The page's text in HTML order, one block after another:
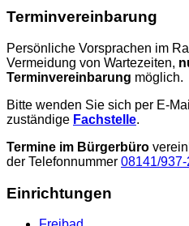
Terminvereinbarung
Persönliche Vorsprachen im
Vermeidung von Wartezeiten,
Terminvereinbarung möglich.
Bitte wenden Sie sich per E-
zuständige Fachstelle.
Termine im Bürgerbüro
der Telefonnummer 08141/
Einrichtungen